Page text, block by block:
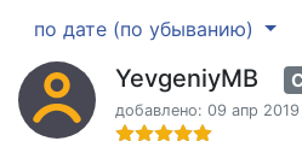
по дате (по убыванию)
YevgeniyMB
добавлено: 09 апр 2019